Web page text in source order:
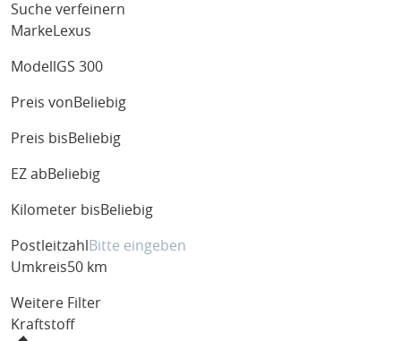
Suche verfeinern
MarkeLexus
Modell GS 300
Preis von Beliebig
Preis bis Beliebig
EZ ab Beliebig
Kilometer bis Beliebig
Postleitzahl
Umkreis50 km
Weitere Filter
Kraftstoff